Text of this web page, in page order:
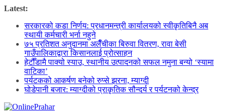
Skip
content
Latest:
सरकारको कडा निर्णय: प्रधानमन्त्री कार्यालयको स्वीकृतिबिनै अब
स्थायी कर्मचारी भर्ना नहुने
७५ प्रतिशत अनुदानमा अलैँचीका बिरुवा वितरण, रावा बेसी
गाउँपालिकाद्वारा किसानलाई प्रोत्साहन
हेटौँडामै पाक्यो स्याउ, स्थानीय उत्पादनको सफल नमुना बन्यो ‘स्यामा
वाटिका’
पर्यटकको आकर्षण बनेको रुप्से झरना, म्याग्दी
घोडेपानी बजार: म्याग्दीको प्राकृतिक सौन्दर्य र पर्यटनको केन्द्र